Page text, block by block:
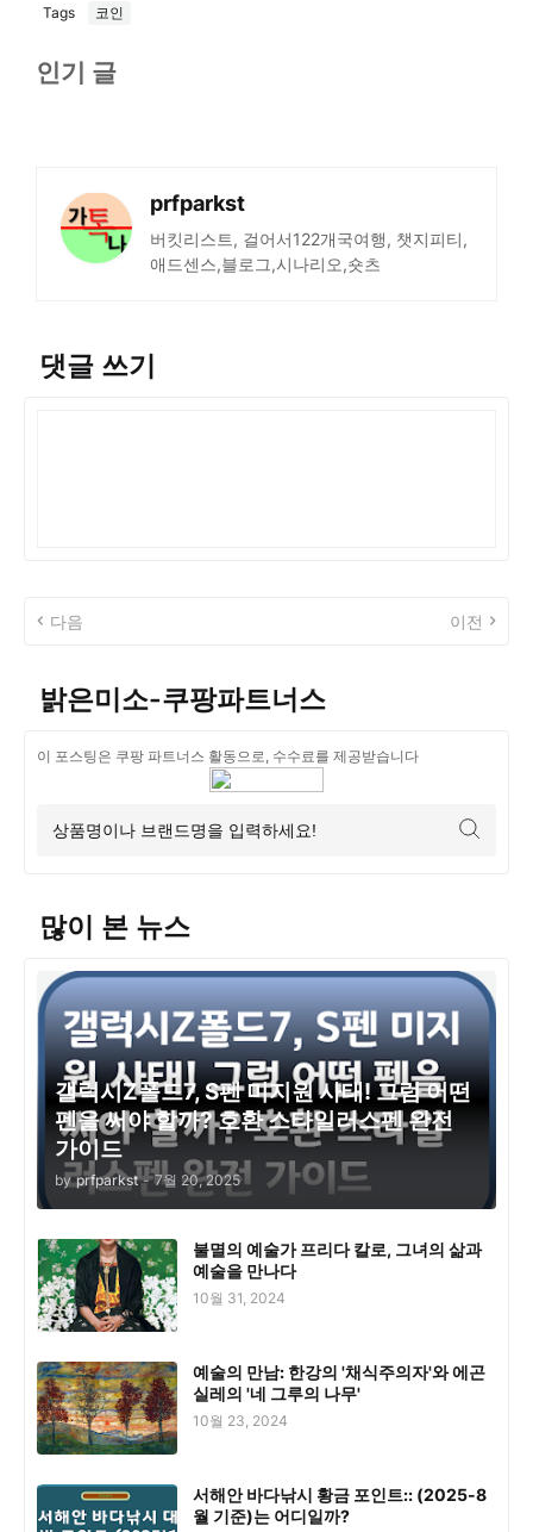
Tags 코인
인기 글
prfparkst
버킷리스트, 걸어서122개국여행, 챗지피티,
애드센스,블로그,시나리오,숏츠
댓글 쓰기
다음 이전
밝은미소-쿠팡파트너스
이 포스팅은 쿠팡 파트너스 활동으로, 수수료를 제공받습니다
많이 본 뉴스
갤럭시Z폴드7, S펜 미지원 사태! 그럼 어떤
펜을 써야 할까? 호환 스타일러스펜 완전
가이드
by prfparkst - 7월 20, 2025
불멸의 예술가 프리다 칼로, 그녀의 삶과
예술을 만나다
10월 31, 2024
예술의 만남: 한강의 '채식주의자'와 에곤
실레의 '네 그루의 나무'
10월 23, 2024
서해안 바다낚시 황금 포인트:: (2025-8
월 기준)는 어디일까?